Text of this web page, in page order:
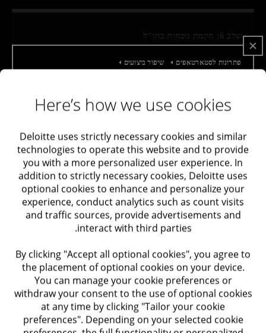
פתרונות לסטארטאפים
שיפור ביצועים
בניית שרשרת אספקה אחראית
סיוע בבניית שרשרת אספקה אחראית – כזו המנהלת סיכוני
ESG לצורך הגברת איתנותה וניהול סיכונים מהותיים לצד
הזדמנויות התייעלות לחברה. ראייה לטווח ארוך ובניית שרשרת
אספקה אחראית כבר בשלבי פיתוח מוקדמים חוסכים שינויים
יקרים בשלבים מאוחרים יותר.
ליצירת קשר עם המומחים שלנו
אירנה בן יקר
שותפה, CPO, ראש תחום ESG
עמידה בחוקי מס בינלאומיים
יישום רגולציות ESG וסקרי ציות סביבתי
שלב 7: הלקוח הגדול הראשון
SOC2
בדיקת חדירות (Penetration Test)
ISO27001
בדיקת שמישות (Usability Testing)
מחקר משתמשים
Here’s how we use cookies
Deloitte uses strictly necessary cookies and similar
technologies to operate this website and to provide
you with a more personalized user experience. In
addition to strictly necessary cookies, Deloitte uses
optional cookies to enhance and personalize your
experience, conduct analytics such as count visits
and traffic sources, provide advertisements and
interact with third parties.
By clicking "Accept all optional cookies", you agree to
the placement of optional cookies on your device.
You can manage your cookie preferences or
withdraw your consent to the use of optional cookies
at any time by clicking "Tailor your cookie
preferences". Depending on your selected cookie